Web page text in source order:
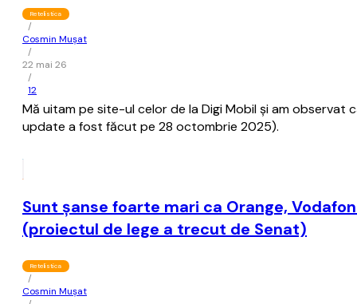
Retelistica
/
Cosmin Mușat
/
22 mai 26
/
12
Mă uitam pe site-ul celor de la Digi Mobil şi am
update a fost făcut pe 28 octombrie 2025).
Sunt şanse foarte mari ca Orange,
(proiectul de lege a trecut de Senat)
Retelistica
/
Cosmin Mușat